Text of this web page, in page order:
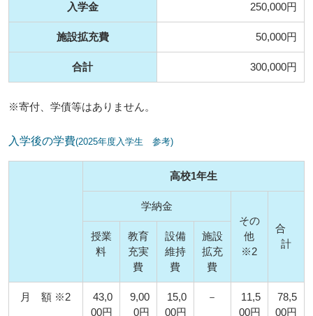
入学金 250,000円
施設拡充費 50,000円
合計 300,000円
※寄付、学債等はありません。
入学後の学費(2025年度入学生 参考)
高校1年生
学納金
その
他
※2
合
計
授業
料
教育
充実
費
設備
維持
費
施設
拡充
費
月 額 ※2
43,0
00円
9,00
0円
15,0
00円
－
11,5
00円
78,5
00円